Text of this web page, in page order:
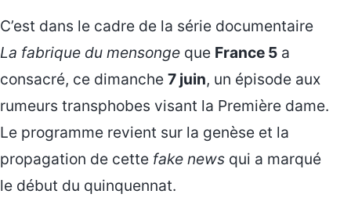
C’est dans le cadre de la série documentaire
La fabrique du mensonge que France 5 a
consacré, ce dimanche 7 juin, un épisode aux
rumeurs transphobes visant la Première dame.
Le programme revient sur la genèse et la
propagation de cette fake news qui a marqué
le début du quinquennat.